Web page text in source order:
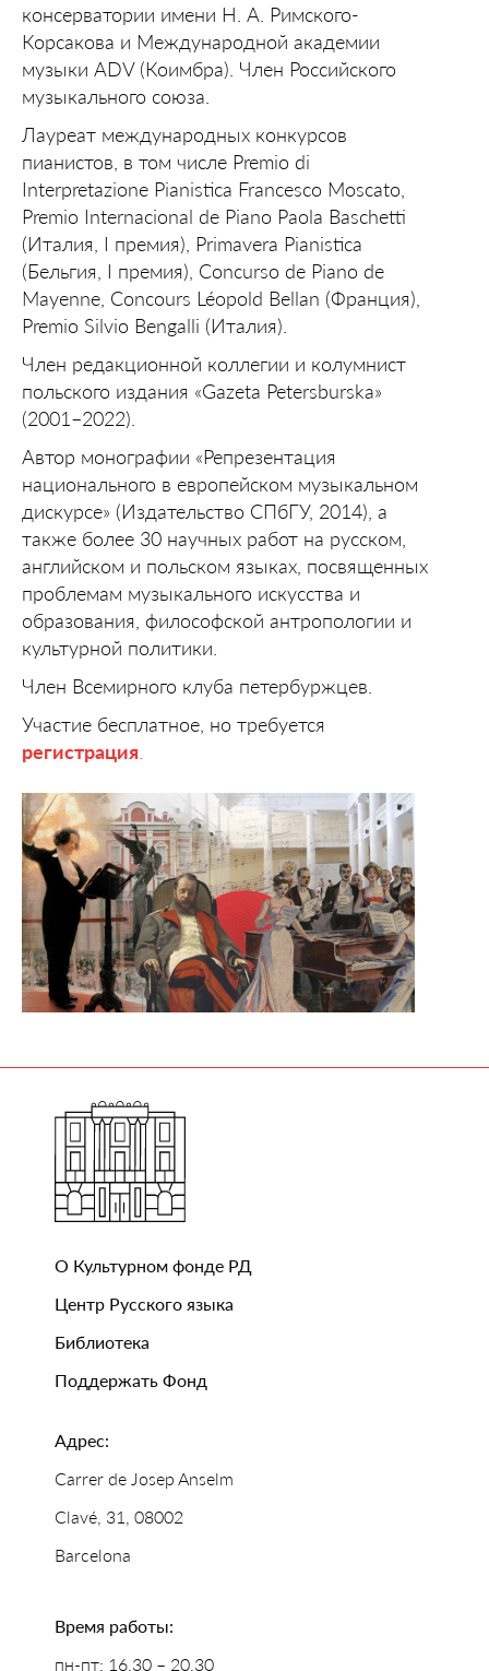
консерватории имени Н. А. Римского-
Корсакова и Международной академии
музыки ADV (Коимбра). Член Российского
музыкального союза.
Лауреат международных конкурсов
пианистов, в том числе Premio di
Interpretazione Pianistica Francesco Moscato,
Premio Internacional de Piano Paola Baschetti
(Италия, I премия), Primavera Pianistica
(Бельгия, I премия), Concurso de Piano de
Mayenne, Concours Léopold Bellan (Франция),
Premio Silvio Bengalli (Италия).
Член редакционной коллегии и колумнист
польского издания «Gazeta Petersburska»
(2001–2022).
Автор монографии «Репрезентация
национального в европейском музыкальном
дискурсе» (Издательство СПбГУ, 2014), а
также более 30 научных работ на русском,
английском и польском языках, посвященных
проблемам музыкального искусства и
образования, философской антропологии и
культурной политики.
Член Всемирного клуба петербуржцев.
Участие бесплатное, но требуется
регистрация
О Культурном фонде РД
Центр Русского языка
Библиотека
Поддержать Фонд
Адрес:
Carrer de Josep Anselm
Clavé, 31, 08002
Barcelona
Время работы:
пн-пт: 16.30 – 20.30